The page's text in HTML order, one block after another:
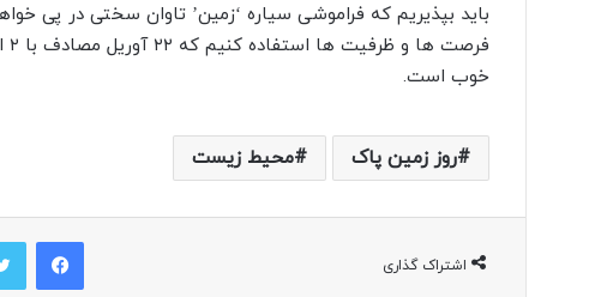
باید بپذیریم که فراموشی سیاره ‘زمین’ تاوان سختی در پی
خوب است.
روز زمین پاک محیط زیست
اشتراک گذاری
فیس بوک